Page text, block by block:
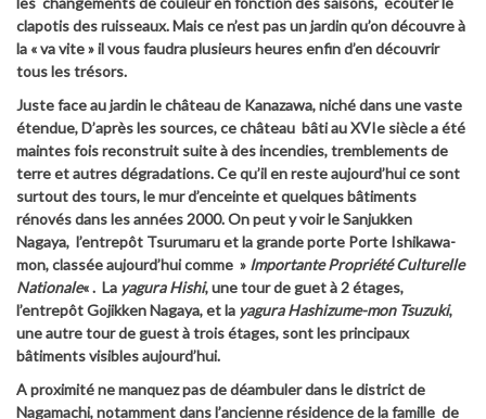
clapotis des ruisseaux. Mais ce n’est pas un jardin qu’on découvre à
la « va vite » il vous faudra plusieurs heures enfin d’en découvrir
tous les trésors.
Juste face au jardin le château de Kanazawa, niché dans une vaste
étendue, D’après les sources, ce château bâti au XVIe siècle a été
maintes fois reconstruit suite à des incendies, tremblements de
terre et autres dégradations. Ce qu’il en reste aujourd’hui ce sont
surtout des tours, le mur d’enceinte et quelques bâtiments
rénovés dans les années 2000. On peut y voir leSanjukken
Nagaya, l’entrepôt Tsurumaruet la grande porte Porte Ishikawa-
mon, classée aujourd’hui comme » Importante Propriété Culturelle
Nationale« . La yagura Hishi, une tour de guet à 2 étages,
l’entrepôtGojikken Nagaya, et la yagura Hashizume-mon Tsuzuki,
une autre tour de guest à trois étages, sont les principaux
bâtiments visibles aujourd’hui.
A proximité ne manquez pas de déambuler dans le district de
Nagamachi, notamment dans l’ancienne résidence de la famille de